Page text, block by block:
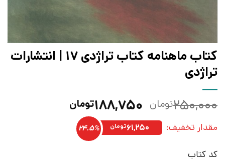
کتاب ماهنامه کتاب تراژدی 17 | انتشارات
تراژدی
۲۵۰,۰۰۰تومان قیمت
اصلی:
۲۵۰,۰۰۰تومان
۱۸۸,۷۵۰تومان
مقدار تخفیف: ۶۱,۲۵۰تومان 24.5%
کد کتاب